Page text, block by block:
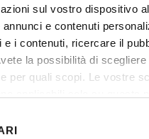
sul vostro dispositivo
annunci e contenuti
e i contenuti, ricercare il
la possibilità di
per quali scopi. Le vostre
o revocare il proprio
CdR09/25 per il
di n. 1
E